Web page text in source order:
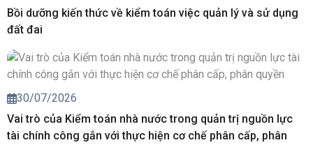
Bồi dưỡng kiến thức về kiểm toán việc quản lý và sử dụng
đất đai
30/07/2026
Vai trò của Kiểm toán nhà nước trong quản trị nguồn lực
tài chính công gắn với thực hiện cơ chế phân cấp, phân